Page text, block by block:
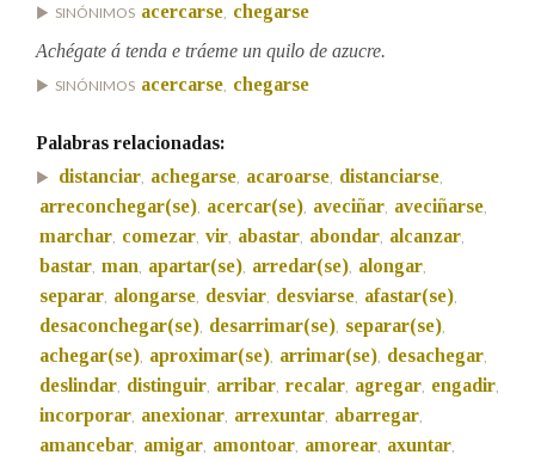
SINÓNIMOS acercarse, chegarse
Achégate á tenda e tráeme un quilo de azucre.
SINÓNIMOS acercarse, chegarse
Palabras relacionadas:
distanciar, achegarse, acaroarse, distanciarse,
arreconchegar(se), acercar(se), aveciñar, aveciñarse,
marchar, comezar, vir, abastar, abondar, alcanzar,
bastar, man, apartar(se), arredar(se), alongar,
separar, alongarse, desviar, desviarse, afastar(se),
desaconchegar(se), desarrimar(se), separar(se),
achegar(se), aproximar(se), arrimar(se), desachegar,
deslindar, distinguir, arribar, recalar, agregar, engadir,
incorporar, anexionar, arrexuntar, abarregar,
amancebar, amigar, amontoar, amorear, axuntar,